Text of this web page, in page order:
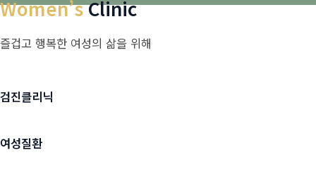
Women’sClinic
즐겁고 행복한 여성의 삶을 위해
검진클리닉
여성질환